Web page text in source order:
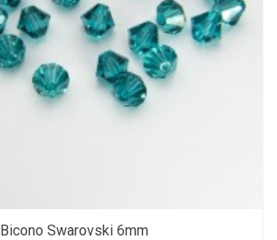
Bicono Swarovski 6mm